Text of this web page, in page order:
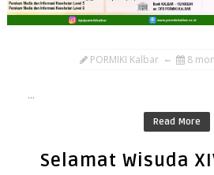
PORMIKI Kalbar 8
...
Read More
Selamat Wisuda